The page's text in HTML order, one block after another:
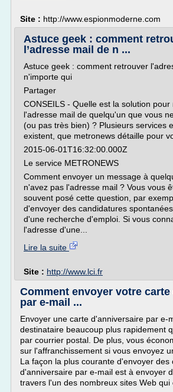
Site : http://www.espionmoderne.com
Astuce geek : comment
l’adresse mail de n ...
Astuce geek : comment retrouver
n'importe qui
Partager
CONSEILS - Quelle est la solution
l'adresse mail de quelqu'un que vous
(ou pas très bien) ? Plusieurs services
existent, que metronews détaille pour
2015-06-01T16:32:00.000Z
Le service METRONEWS
Comment envoyer un message à
n'avez pas l'adresse mail ? Vous vous
souvent posé cette question, par
d'envoyer des candidatures
d'une recherche d'emploi. Si vous
l'adresse d'une...
Lire la suite
Site : http://www.lci.fr
Comment envoyer votre
par e-mail ...
Envoyer une carte d'anniversaire par e-
destinataire beaucoup plus rapidement
par courrier postal. De plus, vous
sur l'affranchissement si vous envoyez
La façon la plus courante d'envoyer des
d'anniversaire par e-mail est à envoyer
travers l'un des nombreux sites Web qui